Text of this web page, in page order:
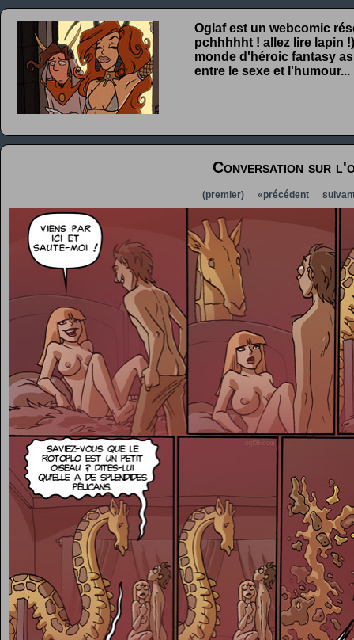
Oglaf est un webcomic
pchhhhht ! allez lire lapin
monde d'héroic fantasy
entre le sexe et l'humour...
Conversation sur
(premier) «précédent